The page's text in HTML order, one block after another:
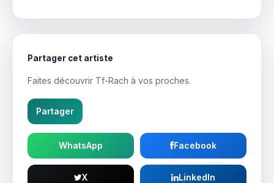
Partager cet artiste
Faites découvrir Tf-Rach à vos proches.
Partager
WhatsApp Facebook
X LinkedIn